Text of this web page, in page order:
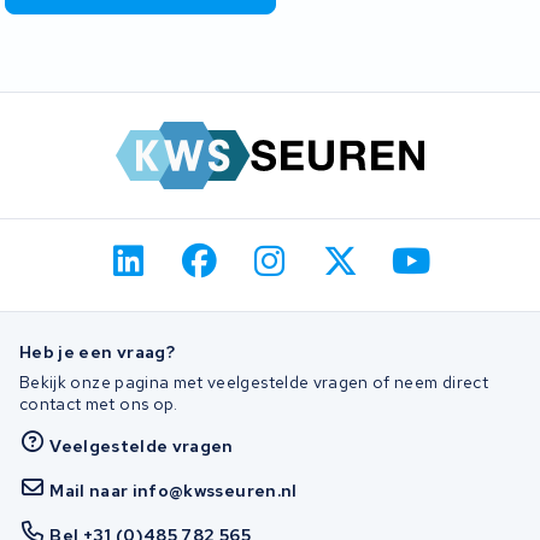
Heb je een vraag?
Bekijk onze pagina met veelgestelde vragen of neem direct
contact met ons op.
Veelgestelde vragen
Mail naar info@kwsseuren.nl
Bel +31 (0)485 782 565